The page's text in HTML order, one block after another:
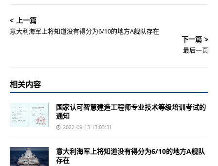
上一篇
意大利海军上将知道没有得分为6/10的地方A舰队存在
下一篇
最后一页
相关内容
国家认可智慧建造工程师专业技术等级培训考试的
通知
2022-09-13 13:03:31
意大利海军上将知道没有得分为6/10的地方A舰队
存在